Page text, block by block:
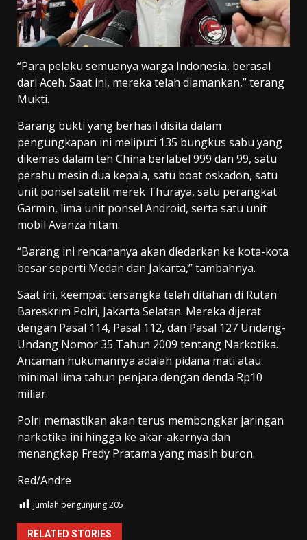
“Para pelaku semuanya warga Indonesia, berasal
dari Aceh. Saat ini, mereka telah diamankan,” terang
Mukti.
Barang bukti yang berhasil disita dalam
pengungkapan ini meliputi 135 bungkus sabu yang
dikemas dalam teh China berlabel 999 dan 99, satu
perahu mesin dua kepala, satu boat oskadon, satu
unit ponsel satelit merek Thuraya, satu perangkat
Garmin, lima unit ponsel Android, serta satu unit
mobil Avanza hitam.
“Barang ini rencananya akan diedarkan ke kota-kota
besar seperti Medan dan Jakarta,” tambahnya.
Saat ini, keempat tersangka telah ditahan di Rutan
Bareskrim Polri, Jakarta Selatan. Mereka dijerat
dengan Pasal 114, Pasal 112, dan Pasal 127 Undang-
Undang Nomor 35 Tahun 2009 tentang Narkotika.
Ancaman hukumannya adalah pidana mati atau
minimal lima tahun penjara dengan denda Rp10
miliar.
Polri memastikan akan terus membongkar jaringan
narkotika ini hingga ke akar-akarnya dan
menangkap Fredy Pratama yang masih buron.
Red/Andre
jumlah pengunjung205
RELATED STORIES